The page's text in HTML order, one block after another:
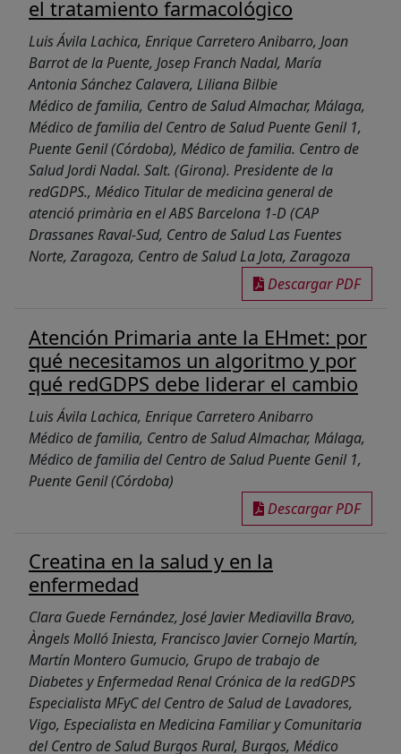
el tratamiento farmacológico
Luis Ávila Lachica, Enrique Carretero Anibarro, Joan
Barrot de la Puente, Josep Franch Nadal, María
Antonia Sánchez Calavera, Liliana Bilbie
Médico de familia, Centro de Salud Almachar, Málaga,
Médico de familia del Centro de Salud Puente Genil 1,
Puente Genil (Córdoba), Médico de familia. Centro de
Salud Jordi Nadal. Salt. (Girona). Presidente de la
redGDPS., Médico Titular de medicina general de
atenció primària en el ABS Barcelona 1-D (CAP
Drassanes Raval-Sud, Centro de Salud Las Fuentes
Norte, Zaragoza, Centro de Salud La Jota, Zaragoza
Descargar PDF
Atención Primaria ante la EHmet: por
qué necesitamos un algoritmo y por
qué redGDPS debe liderar el cambio
Luis Ávila Lachica, Enrique Carretero Anibarro
Médico de familia, Centro de Salud Almachar, Málaga,
Médico de familia del Centro de Salud Puente Genil 1,
Puente Genil (Córdoba)
Descargar PDF
Creatina en la salud y en la
enfermedad
Clara Guede Fernández, José Javier Mediavilla Bravo,
Àngels Molló Iniesta, Francisco Javier Cornejo Martín,
Martín Montero Gumucio, Grupo de trabajo de
Diabetes y Enfermedad Renal Crónica de la redGDPS
Especialista MFyC del Centro de Salud de Lavadores,
Vigo, Especialista en Medicina Familiar y Comunitaria
del Centro de Salud Burgos Rural, Burgos, Médico